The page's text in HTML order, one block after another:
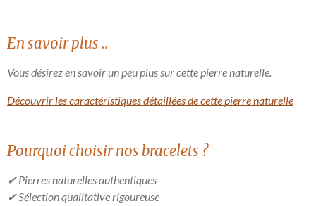
En savoir plus ..
Vous désirez en savoir un peu plus sur cette pierre naturelle.
Découvrir les caractéristiques détaillées de cette pierre naturelle
Pourquoi choisir nos bracelets ?
✔ Pierres naturelles authentiques
✔ Sélection qualitative rigoureuse